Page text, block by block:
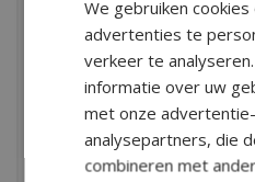
De alimentatieplichtige
Voor inning door het LBIO
de rechter nodig of een
dat door de rechter is
echtscheidingsconvenant
mediator opstellen.
We gebruiken cookies
advertenties te
verkeer te
informatie over uw
met onze
analysepartners, die
combineren met